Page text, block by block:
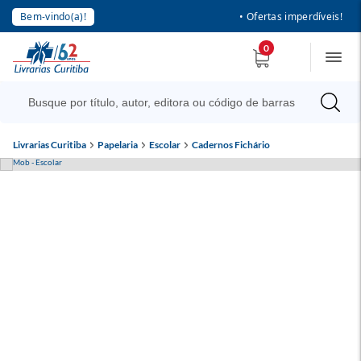
Bem-vindo(a)! • Ofertas imperdíveis!
0
Livrarias Curitiba Papelaria Escolar Cadernos Fichário